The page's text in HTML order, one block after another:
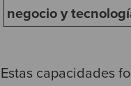
negocio y
Estas capacidades